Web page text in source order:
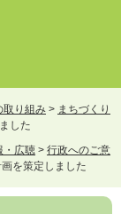
取り組み > まちづくり
した
・広聴 > 行政へのご意
を策定しました